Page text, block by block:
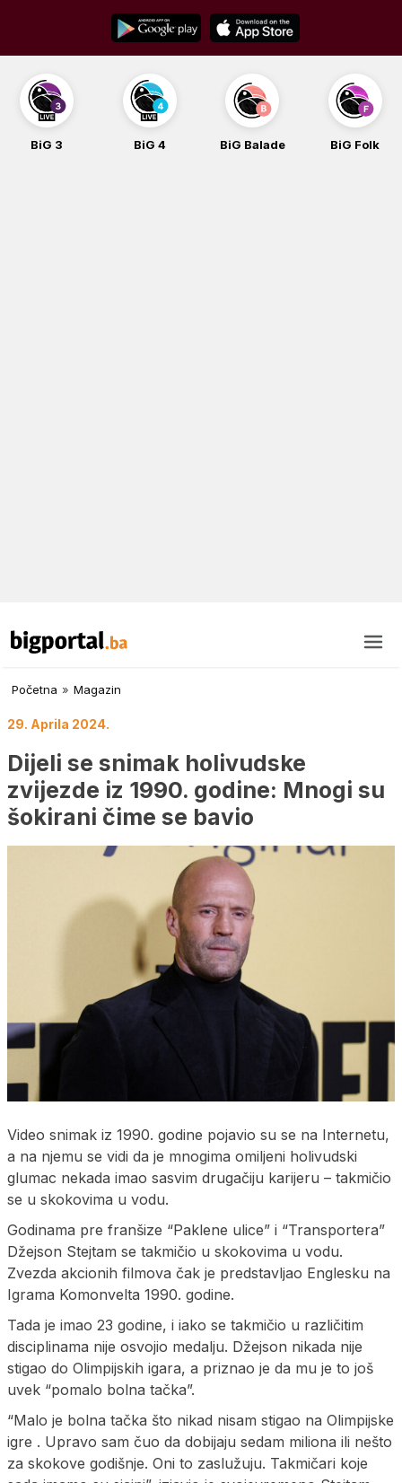
content
BiG 3 BiG 4 BiG Balade BiG Folk
Početna » Magazin
29. Aprila 2024.
Dijeli se snimak holivudske
zvijezde iz 1990. godine: Mnogi su
šokirani čime se bavio
Video snimak iz 1990. godine pojavio su se na Internetu,
a na njemu se vidi da je mnogima omiljeni holivudski
glumac nekada imao sasvim drugačiju karijeru – takmičio
se u skokovima u vodu.
Godinama pre franšize “Paklene ulice” i “Transportera”
Džejson Stejtam se takmičio u skokovima u vodu.
Zvezda akcionih filmova čak je predstavljao Englesku na
Igrama Komonvelta 1990. godine.
Tada je imao 23 godine, i iako se takmičio u različitim
disciplinama nije osvojio medalju. Džejson nikada nije
stigao do Olimpijskih igara, a priznao je da mu je to još
uvek “pomalo bolna tačka”.
“Malo je bolna tačka što nikad nisam stigao na Olimpijske
igre . Upravo sam čuo da dobijaju sedam miliona ili nešto
za skokove godišnje. Oni to zaslužuju. Takmičari koje